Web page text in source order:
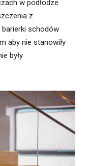
w podłodze
z
schodów
aby nie stanowiły
były